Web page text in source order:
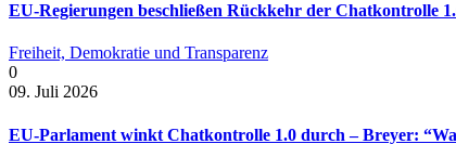
EU-Regierungen beschließen Rückkehr der Chatkontrolle
Freiheit, Demokratie und Transparenz
0
09. Juli 2026
EU-Parlament winkt Chatkontrolle 1.0 durch – Breyer: